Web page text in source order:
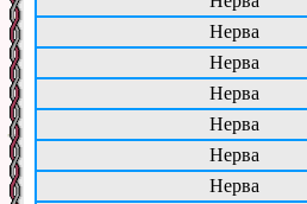
Нерва
Нерва
Нерва
Нерва
Нерва
Нерва